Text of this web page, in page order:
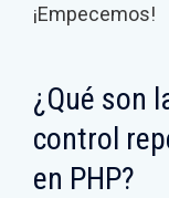
¡Empecemos!
¿Qué son
control
en PHP?